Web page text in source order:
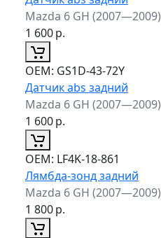
Mazda 6 GH (2007—2009)
1 600р.
ОЕМ: GS1D-43-72Y
Датчик abs задний
Mazda 6 GH (2007—2009)
1 600р.
ОЕМ: LF4K-18-861
Лямбда-зонд задний
Mazda 6 GH (2007—2009)
1 800р.